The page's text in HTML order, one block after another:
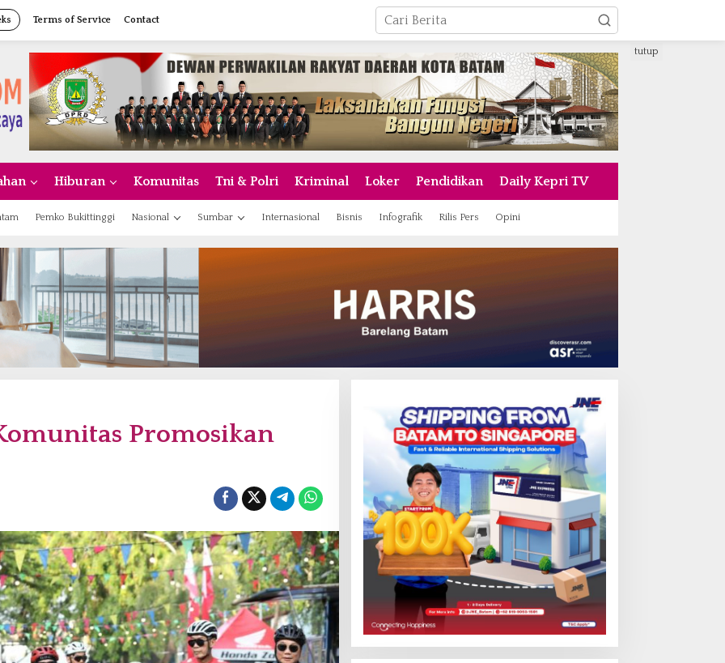
Terms of Service Contact
Hiburan Komunitas Tni & Polri Kriminal Loker Pendidikan Daily Kepri TV
Pemko Bukittinggi Nasional Sumbar Internasional Bisnis Infografik Rilis Pers Opini
tutup
Promosikan